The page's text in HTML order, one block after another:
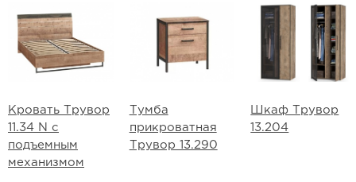
Кровать Трувор
11.34 N с
подъемным
механизмом
Тумба
прикроватная
Трувор 13.290
Шкаф Трувор
13.204